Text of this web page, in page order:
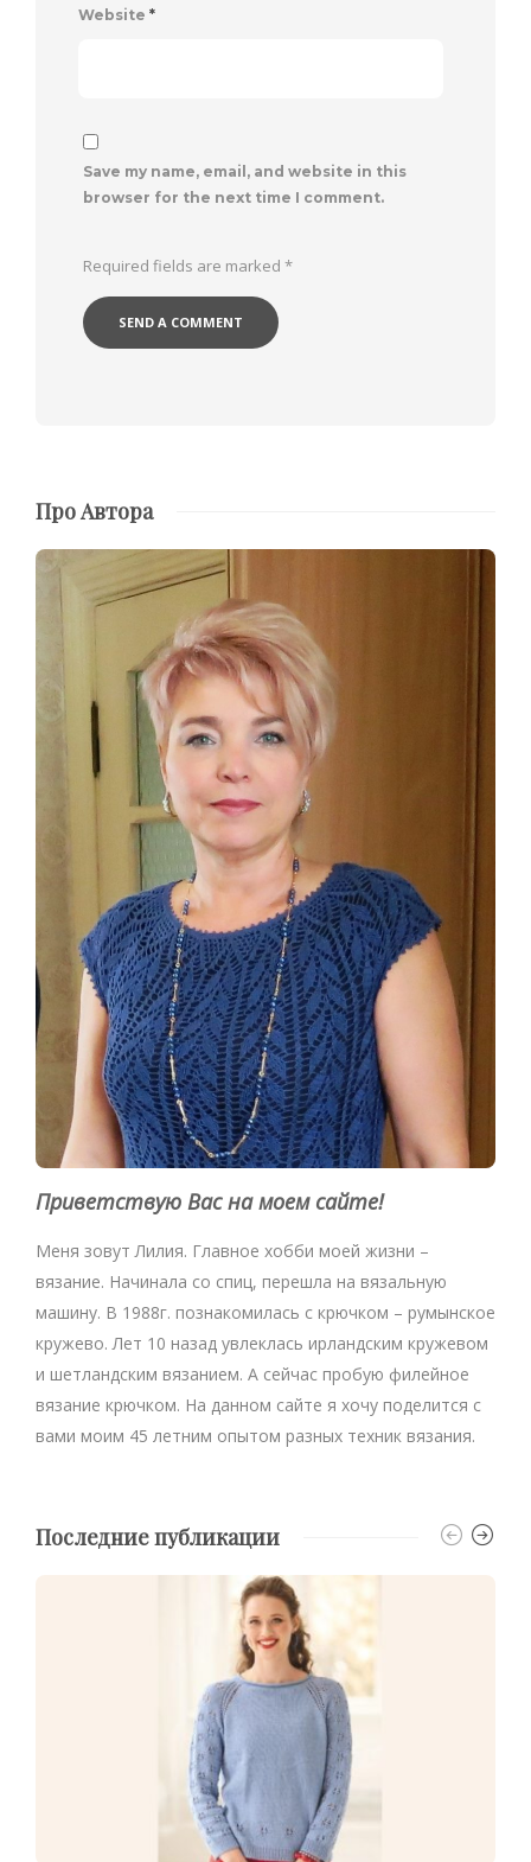
Website *
Save my name, email, and website in this
browser for the next time I comment.
Required fields are marked *
Про Автора
Приветствую Вас на моем сайте!
Меня зовут Лилия. Главное хобби моей жизни –
вязание. Начинала со спиц, перешла на вязальную
машину. В 1988г. познакомилась с крючком – румынское
кружево. Лет 10 назад увлеклась ирландским кружевом
и шетландским вязанием. А сейчас пробую филейное
вязание крючком. На данном сайте я хочу поделится с
вами моим 45 летним опытом разных техник вязания.
Последние публикации